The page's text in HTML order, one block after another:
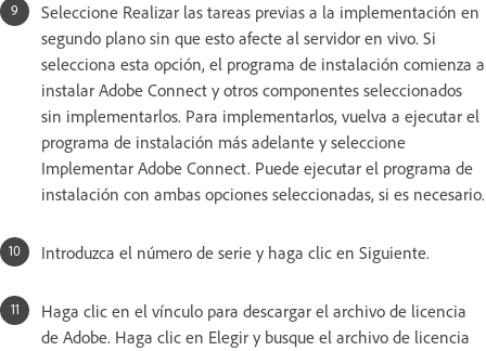
Seleccione Realizar las tareas previas a la implementación en
segundo plano sin que esto afecte al servidor en vivo. Si
selecciona esta opción, el programa de instalación comienza a
instalar Adobe Connect y otros componentes seleccionados
sin implementarlos. Para implementarlos, vuelva a ejecutar el
programa de instalación más adelante y seleccione
Implementar Adobe Connect. Puede ejecutar el programa de
instalación con ambas opciones seleccionadas, si es necesario.
Introduzca el número de serie y haga clic en Siguiente.
Haga clic en el vínculo para descargar el archivo de licencia
de Adobe. Haga clic en Elegir y busque el archivo de licencia